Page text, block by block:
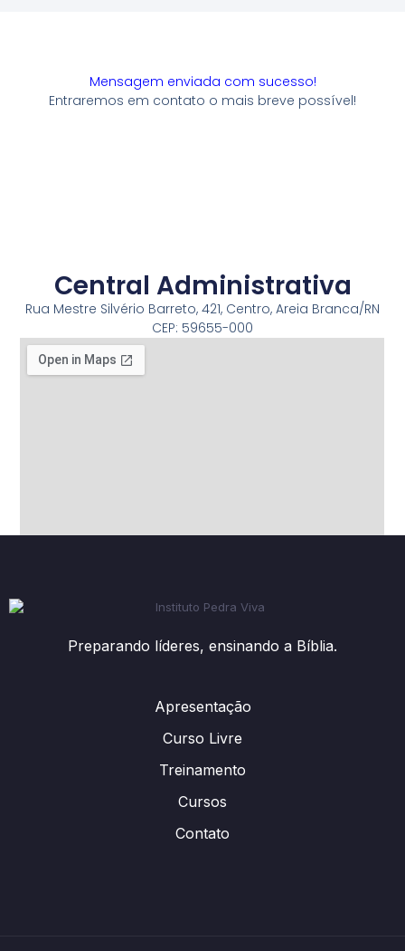
Mensagem enviada com sucesso!
Entraremos em contato o mais breve possível!
Central Administrativa
Rua Mestre Silvério Barreto, 421, Centro, Areia Branca/RN
CEP: 59655-000
Preparando líderes, ensinando a Bíblia.
Apresentação
Curso Livre
Treinamento
Cursos
Contato